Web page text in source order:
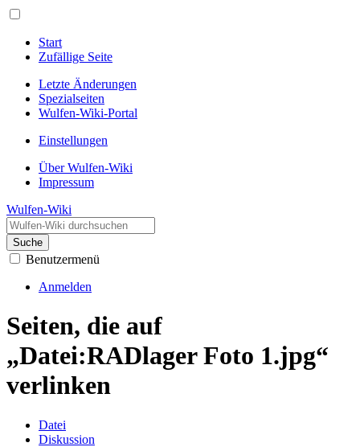
Start
Zufällige Seite
Letzte Änderungen
Spezialseiten
Wulfen-Wiki-Portal
Einstellungen
Über Wulfen-Wiki
Impressum
Wulfen-Wiki
Suche
Benutzermenü
Anmelden
Seiten, die auf
„Datei:RADlager Foto 1.jpg“
verlinken
Datei
Diskussion